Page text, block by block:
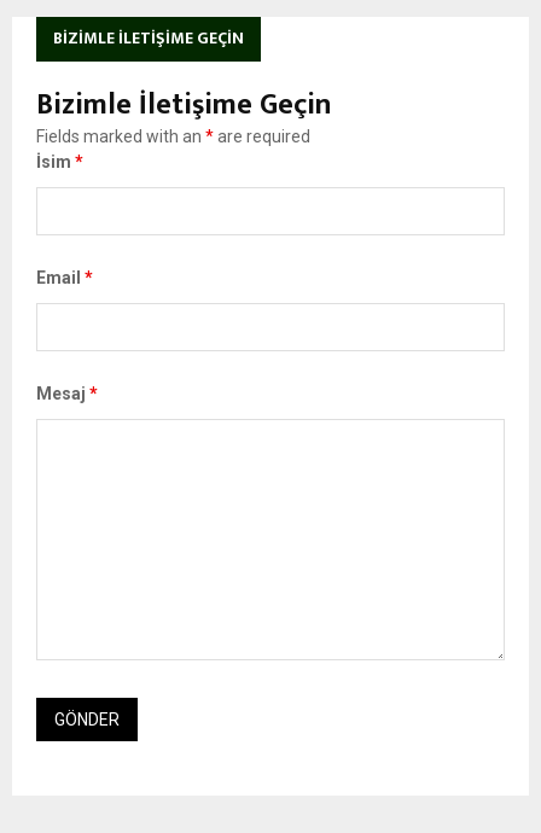
BIZIMLE İLETIŞIME GEÇIN
Bizimle İletişime Geçin
Fields marked with an *are required
İsim *
Email *
Mesaj *